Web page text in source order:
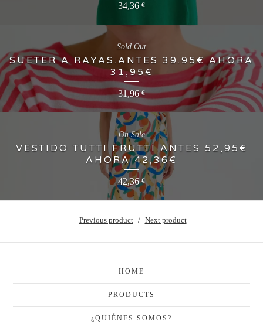
34,36 €
SUETER A RAYAS.ANTES 39.95€ AHORA
31,95€
31,96€
Sold Out
VESTIDO TUTTI FRUTTI ANTES 52,95€
AHORA 42,36€
42,36€
On Sale
Previous product Next product
HOME
PRODUCTS
¿QUIÉNES SOMOS?